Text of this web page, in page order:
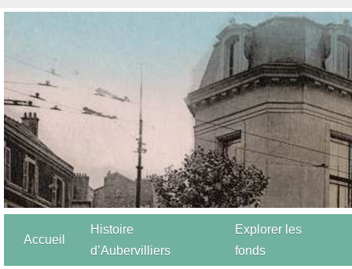
Accueil
Histoire
d’Aubervilliers
Explorer les
fonds